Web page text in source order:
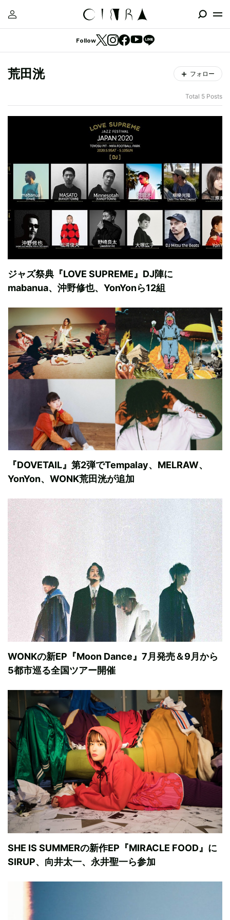
Follow
荒田洸 フォロー
Total 5 Posts
ジャズ祭典『LOVE SUPREME』DJ陣に
mabanua、沖野修也、YonYonら12組
『DOVETAIL』第2弾でTempalay、MELRAW、
YonYon、WONK荒田洸が追加
WONKの新EP『Moon Dance』7月発売＆9月から
5都市巡る全国ツアー開催
SHE IS SUMMERの新作EP『MIRACLE FOOD』に
SIRUP、向井太一、永井聖一ら参加